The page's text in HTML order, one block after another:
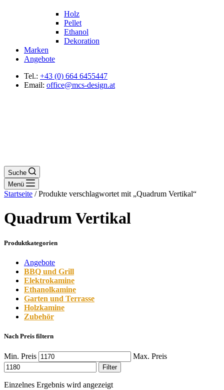
Holz
Pellet
Ethanol
Dekoration
Marken
Angebote
Tel.: +43 (0) 664 6455447
Email: office@mcs-design.at
Suche
Menü
Startseite / Produkte verschlagwortet mit „Quadrum Vertikal“
Quadrum Vertikal
Produktkategorien
Angebote
BBQ und Grill
Elektrokamine
Ethanolkamine
Garten und Terrasse
Holzkamine
Zubehör
Nach Preis filtern
Min. Preis Max. Preis
Filter
Einzelnes Ergebnis wird angezeigt